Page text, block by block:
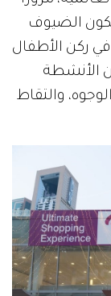
الضيوف
ركن الأطفال
الأنشطة
والتقاط